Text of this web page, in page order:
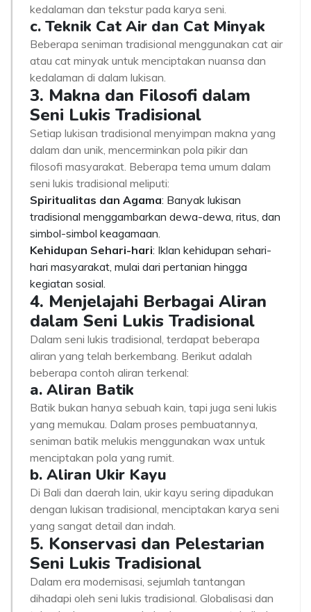
kedalaman dan tekstur pada karya seni.
c. Teknik Cat Air dan Cat Minyak
Beberapa seniman tradisional menggunakan cat air
atau cat minyak untuk menciptakan nuansa dan
kedalaman di dalam lukisan.
3. Makna dan Filosofi dalam
Seni Lukis Tradisional
Setiap lukisan tradisional menyimpan makna yang
dalam dan unik, mencerminkan pola pikir dan
filosofi masyarakat. Beberapa tema umum dalam
seni lukis tradisional meliputi:
Spiritualitas dan Agama: Banyak lukisan
tradisional menggambarkan dewa-dewa, ritus, dan
simbol-simbol keagamaan.
Kehidupan Sehari-hari: Iklan kehidupan sehari-
hari masyarakat, mulai dari pertanian hingga
kegiatan sosial.
4. Menjelajahi Berbagai Aliran
dalam Seni Lukis Tradisional
Dalam seni lukis tradisional, terdapat beberapa
aliran yang telah berkembang. Berikut adalah
beberapa contoh aliran terkenal:
a. Aliran Batik
Batik bukan hanya sebuah kain, tapi juga seni lukis
yang memukau. Dalam proses pembuatannya,
seniman batik melukis menggunakan wax untuk
menciptakan pola yang rumit.
b. Aliran Ukir Kayu
Di Bali dan daerah lain, ukir kayu sering dipadukan
dengan lukisan tradisional, menciptakan karya seni
yang sangat detail dan indah.
5. Konservasi dan Pelestarian
Seni Lukis Tradisional
Dalam era modernisasi, sejumlah tantangan
dihadapi oleh seni lukis tradisional. Globalisasi dan